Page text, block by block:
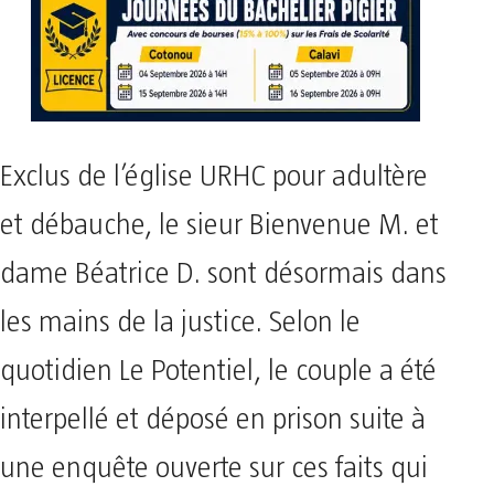
Exclus de l’église URHC pour adultère
et débauche, le sieur Bienvenue M. et
dame Béatrice D. sont désormais dans
les mains de la justice. Selon le
quotidien Le Potentiel, le couple a été
interpellé et déposé en prison suite à
une enquête ouverte sur ces faits qui